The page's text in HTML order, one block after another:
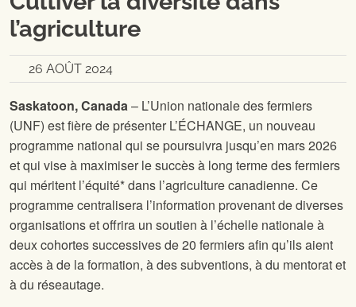
l’agriculture
26 AOÛT 2024
Saskatoon, Canada– L’Union nationale des fermiers
(UNF) est fière de présenter L’ÉCHANGE, un nouveau
programme national qui se poursuivra jusqu’en mars 2026
et qui vise à maximiser le succès à long terme des fermiers
qui méritent l’équité* dans l’agriculture canadienne. Ce
programme centralisera l’information provenant de diverses
organisations et offrira un soutien à l’échelle nationale à
deux cohortes successives de 20 fermiers afin qu’ils aient
accès à de la formation, à des subventions, à du mentorat et
à du réseautage.